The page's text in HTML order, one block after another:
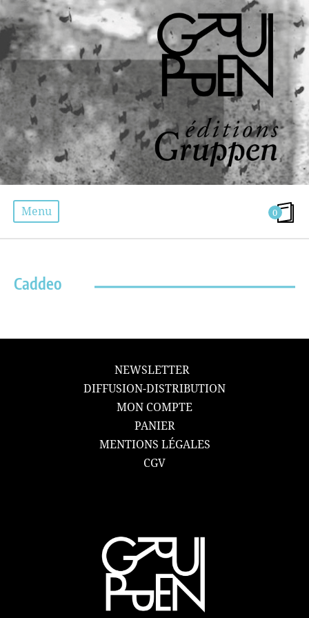
Menu 0
Caddeo
NEWSLETTER
DIFFUSION-DISTRIBUTION
MON COMPTE
PANIER
MENTIONS LÉGALES
CGV